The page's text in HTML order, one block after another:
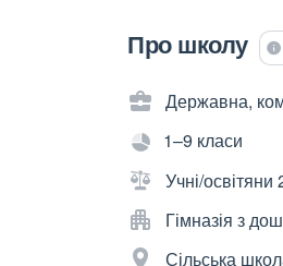
Про школу
Державна,
1–9 класи
Учні/освітяни
Гімназія з
Сільська